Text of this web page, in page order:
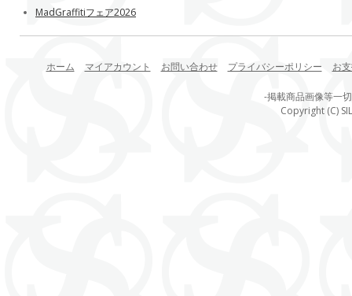
MadGraffitiフェア2026
ホーム マイアカウント お問い合わせ プライバシーポリシー お
-掲載商品画像等一
Copyright (C)